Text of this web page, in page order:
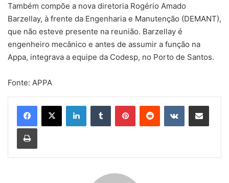
Também compõe a nova diretoria Rogério Amado
Barzellay, à frente da Engenharia e Manutenção (DEMANT),
que não esteve presente na reunião. Barzellay é
engenheiro mecânico e antes de assumir a função na
Appa, integrava a equipe da Codesp, no Porto de Santos.
Fonte: APPA
LinkedinTumblr PinterestReddit VK Compartilhar via e-mail
Imprimir